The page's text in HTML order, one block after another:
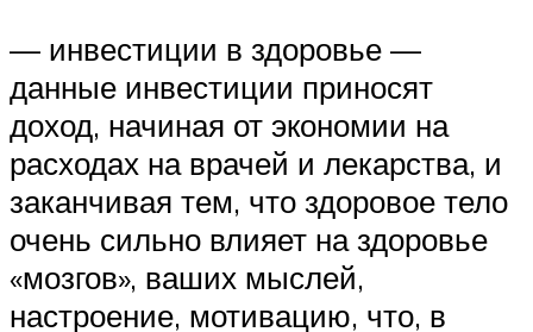
— инвестиции в здоровье —
данные инвестиции приносят
доход, начиная от экономии на
расходах на врачей и лекарства, и
заканчивая тем, что здоровое тело
очень сильно влияет на здоровье
«мозгов», ваших мыслей,
настроение, мотивацию, что, в